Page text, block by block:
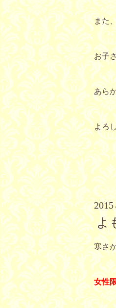
また
お子
あら
よろ
2015
よ
寒さ
女性